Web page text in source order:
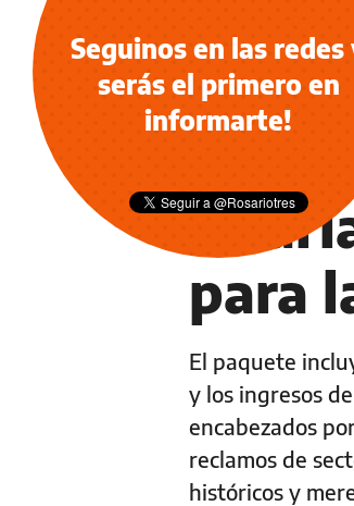
POLICIALES
La
para
El paquete
y los ingresos
encabezados
reclamos de
históricos y
Seguinos en las redes
serás el primero en
informarte!